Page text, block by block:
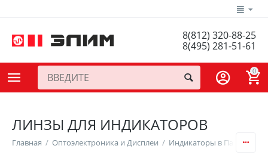
8(812) 320-88-25
8(495) 281-51-61
0
ЛИНЗЫ ДЛЯ ИНДИКАТОРОВ
Главная / Оптоэлектроника и Дисплеи / Индикаторы в Панель,